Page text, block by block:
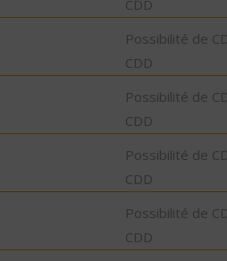
CDD
Possibilité de
CDD
Possibilité de
CDD
Possibilité de
CDD
Possibilité de
CDD